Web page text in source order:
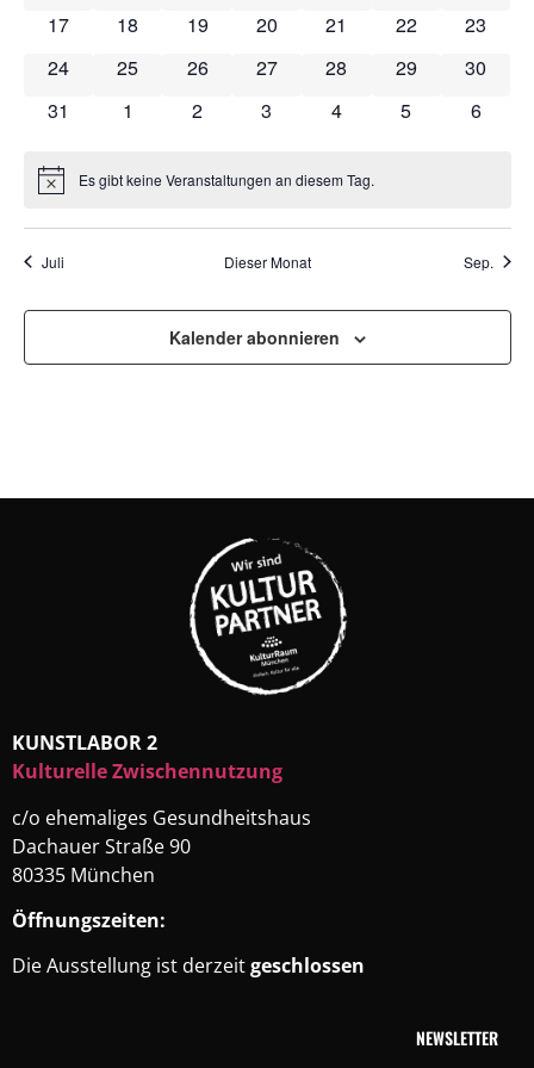
0 Veranstaltungen
17 0 Veranstaltungen
18 0 Veranstaltungen
19 0 Veranstaltungen
20 0 Veranstaltungen
21 0
22 0
23
0 Veranstaltungen
24 0 Veranstaltungen
25 0 Veranstaltungen
26 0 Veranstaltungen
27 0 Veranstaltungen
28 0
29 0
30
0 Veranstaltungen
31 0 Veranstaltungen
1 0 Veranstaltungen
2 0 Veranstaltungen
3 0 Veranstaltungen
4 0
5 0
6
HinweisEs gibt keine Veranstaltungen an diesem Tag.
Juli Dieser Monat Sep.
Kalender abonnieren
KUNSTLABOR 2
Kulturelle Zwischennutzung
c/o ehemaliges Gesundheitshaus
Dachauer Straße 90
80335 München
Öffnungszeiten:
Die Ausstellung ist derzeitgeschlossen
NEWSLETTER